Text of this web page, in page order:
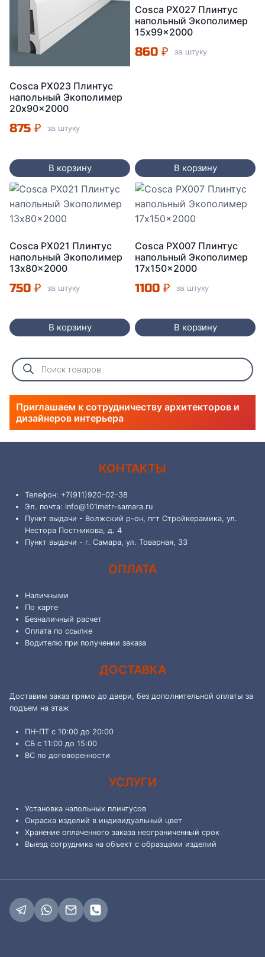
Cosca PX023 Плинтус
напольный Экополимер
20x90x2000
875 ₽ за штуку
В корзину
Cosca PX027 Плинтус
напольный Экополимер
15x99x2000
860 ₽ за штуку
В корзину
Cosca PX021 Плинтус
напольный Экополимер
13x80x2000
750 ₽ за штуку
В корзину
Cosca PX007 Плинтус
напольный Экополимер
17x150x2000
1100 ₽ за штуку
В корзину
Поиск
товаров
Приглашаем к сотрудничеству архитекторов и
дизайнеров интерьера
КОНТАКТЫ
Телефон: +7(911)920-02-38
Эл. почта: info@101metr-samara.ru
Пункт выдачи - Волжский р-он, пгт Стройкерамика, ул.
Нестора Постникова, д. 4
Пункт выдачи - г. Самара, ул. Товарная, 33
ОПЛАТА
Наличными
По карте
Безналичный расчет
Оплата по ссылке
Водителю при получении заказа
ДОСТАВКА
Доставим заказ прямо до двери, без дополнительной оплаты за
подъем на этаж
ПН-ПТ с 10:00 до 20:00
СБ с 11:00 до 15:00
ВС по договоренности
УСЛУГИ
Установка напольных плинтусов
Окраска изделий в индивидуальный цвет
Хранение оплаченного заказа неограниченный срок
Выезд сотрудника на объект с образцами изделий